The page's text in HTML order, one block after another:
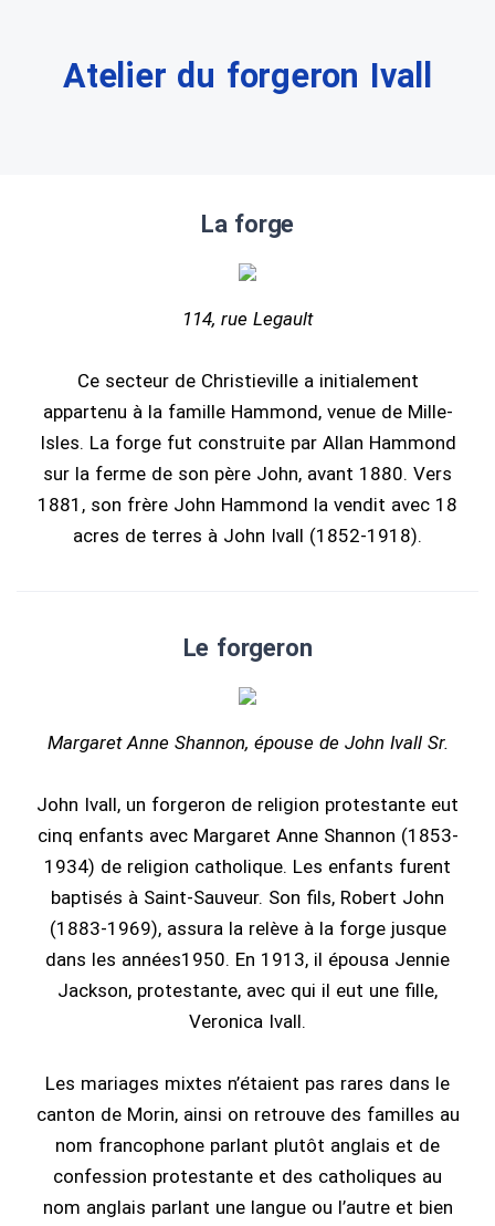
Atelier du forgeron Ivall
La forge
114, rue Legault
Ce secteur de Christieville a initialement
appartenu à la famille Hammond, venue de Mille-
Isles. La forge fut construite par Allan Hammond
sur la ferme de son père John, avant 1880. Vers
1881, son frère John Hammond la vendit avec 18
acres de terres à John Ivall (1852-1918).
Le forgeron
Margaret Anne Shannon, épouse de John Ivall Sr.
John Ivall, un forgeron de religion protestante eut
cinq enfants avec Margaret Anne Shannon (1853-
1934) de religion catholique. Les enfants furent
baptisés à Saint-Sauveur. Son fils, Robert John
(1883-1969), assura la relève à la forge jusque
dans les années1950. En 1913, il épousa Jennie
Jackson, protestante, avec qui il eut une fille,
Veronica Ivall.
Les mariages mixtes n’étaient pas rares dans le
canton de Morin, ainsi on retrouve des familles au
nom francophone parlant plutôt anglais et de
confession protestante et des catholiques au
nom anglais parlant une langue ou l’autre et bien